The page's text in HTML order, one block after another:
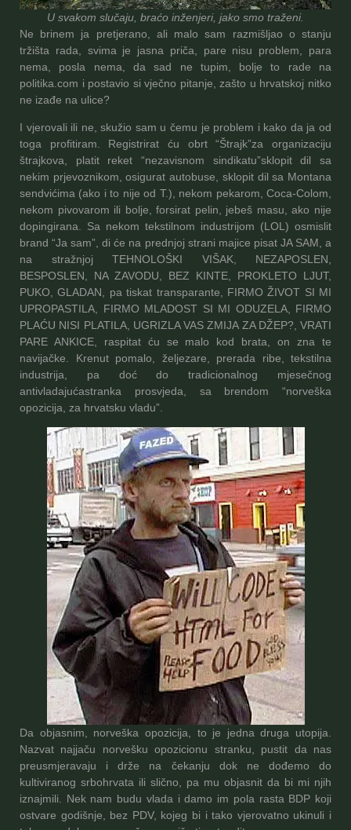
U svakom slučaju, braćo inženjeri, jako smo traženi.
Ne brinem ja pretjerano, ali malo sam razmišljao o stanju
tržišta rada, svima je jasna priča, pare nisu problem, para
nema, posla nema, da sad ne tupim, bolje to rade na
politika.com i postavio si vječno pitanje, zašto u hrvatskoj nitko
ne izađe na ulice?
I vjerovali ili ne, skužio sam u čemu je problem i kako da ja od
toga profitiram. Registrirat ću obrt “Štrajk”za organizaciju
štrajkova, platit reket “nezavisnom sindikatu”sklopit dil sa
nekim prjevoznikom, osigurat autobuse, sklopit dil sa Montana
sendvićima (ako i to nije od T.), nekom pekarom, Coca-Colom,
nekom pivovarom ili bolje, forsirat pelin, jebeš masu, ako nije
dopingirana. Sa nekom tekstilnom industrijom (LOL) osmislit
brand “Ja sam”, di će na prednjoj strani majice pisat JA SAM, a
na stražnjoj TEHNOLOŠKI VIŠAK, NEZAPOSLEN,
BESPOSLEN, NA ZAVODU, BEZ KINTE, PROKLETO LJUT,
PUKO, GLADAN, pa tiskat transparante, FIRMO ŽIVOT SI MI
UPROPASTILA, FIRMO MLADOST SI MI ODUZELA, FIRMO
PLAĆU NISI PLATILA, UGRIZLA VAS ZMIJA ZA DŽEP?, VRATI
PARE ANKICE, raspitat ću se malo kod brata, on zna te
navijačke. Krenut pomalo, željezare, prerada ribe, tekstilna
industrija, pa doć do tradicionalnog mjesečnog
antivladajućastranka prosvjeda, sa brendom “norveška
opozicija, za hrvatsku vladu”.
Da objasnim, norveška opozicija, to je jedna druga utopija.
Nazvat najjaču norvešku opozicionu stranku, pustit da nas
preusmjeravaju i drže na čekanju dok ne dođemo do
kultiviranog srbohrvata ili slično, pa mu objasnit da bi mi njih
iznajmili. Nek nam budu vlada i damo im pola rasta BDP koji
ostvare godišnje, bez PDV, kojeg bi i tako vjerovatno ukinuli i